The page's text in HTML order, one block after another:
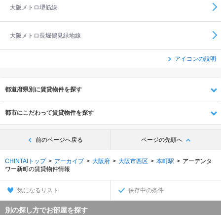
大阪メトロ堺筋線
大阪メトロ長堀鶴見緑地線
アイコンの説明
都道府県別に賃貸物件を探す
都市にこだわって賃貸物件を探す
前のページへ戻る ページの先頭へ
CHINTAIトップ アーカイブ 大阪府 大阪市西区 本町駅
アーデンタ
ワー新町の賃貸物件情報
気になるリスト 保存中の条件
別の探し方でお部屋を探す